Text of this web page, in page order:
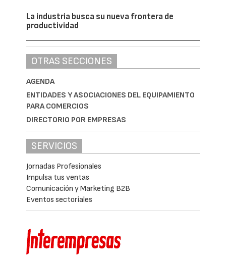
La industria busca su nueva frontera de
productividad
OTRAS SECCIONES
AGENDA
ENTIDADES Y ASOCIACIONES DEL EQUIPAMIENTO
PARA COMERCIOS
DIRECTORIO POR EMPRESAS
SERVICIOS
Jornadas Profesionales
Impulsa tus ventas
Comunicación y Marketing B2B
Eventos sectoriales